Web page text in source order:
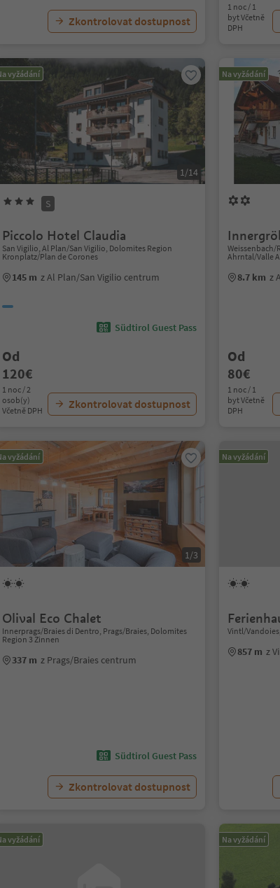
Zkontrolovat dostupnost
1 noc / 1
byt Včetně
DPH
vyžádání
1/14
S
Piccolo Hotel Claudia
San Vigilio, Al Plan/San Vigilio, Dolomites Region
Kronplatz/Plan de Corones
145 m z Al Plan/San Vigilio centrum
Südtirol Guest Pass
Od
120€
1 noc / 2
osob(y)
Včetně DPH
Zkontrolovat dostupnost
Na vyžádání
Weissenbach/
Ahrntal/Valle
8.7 km z
Od
80€
1 noc / 1
byt Včetně
DPH
vyžádání
1/3
Olival Eco Chalet
Innerprags/Braies di Dentro, Prags/Braies, Dolomites
Region 3 Zinnen
337 m z Prags/Braies centrum
Südtirol Guest Pass
Zkontrolovat dostupnost
Na vyžádání
Vintl/
857 m z
vyžádání Na vyžádání